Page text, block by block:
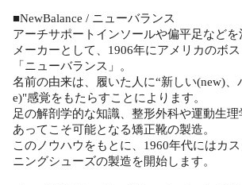
■NewBalance / ニューバランス
アーチサポートインソールや偏平足など
メーカーとして、1906年にアメリカのボ
「ニューバランス」。
名前の由来は、履いた人に“新しい(new)、
e)"感覚をもたらすことによります。
足の解剖学的な知識、整形外科や運動生
あってこそ可能となる矯正靴の製造。
このノウハウをもとに、1960年代にはカ
ニングシューズの製造を開始します。